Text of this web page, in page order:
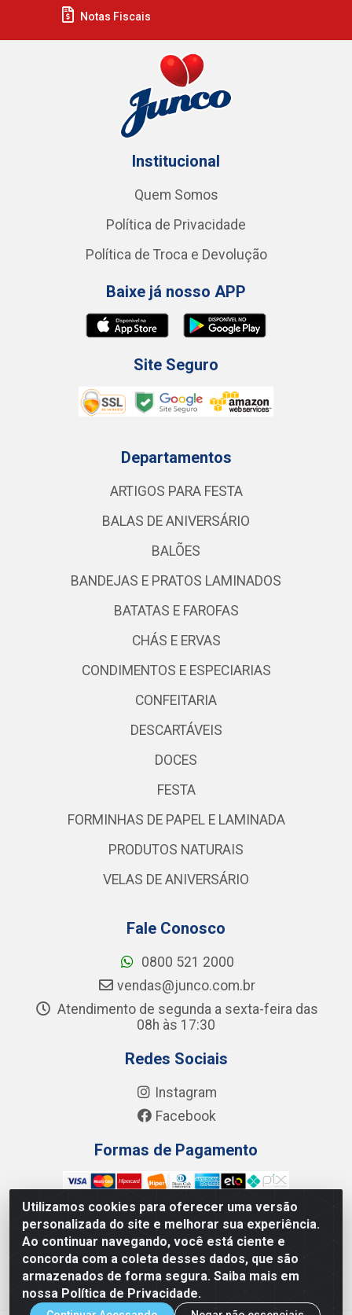
Utilizamos cookies para oferecer uma versão
personalizada do site e melhorar sua experiência.
Ao continuar navegando, você está ciente e
concorda com a coleta desses dados, que são
armazenados de forma segura. Saiba mais em
nossa Política de Privacidade.
Notas Fiscais
Institucional
Quem Somos
Política de Privacidade
Política de Troca e Devolução
Baixe já nosso APP
Site Seguro
Departamentos
ARTIGOS PARA FESTA
BALAS DE ANIVERSÁRIO
BALÕES
BANDEJAS E PRATOS LAMINADOS
BATATAS E FAROFAS
CHÁS E ERVAS
CONDIMENTOS E ESPECIARIAS
CONFEITARIA
DESCARTÁVEIS
DOCES
FESTA
FORMINHAS DE PAPEL E LAMINADA
PRODUTOS NATURAIS
VELAS DE ANIVERSÁRIO
Fale Conosco
0800 521 2000
vendas@junco.com.br
Atendimento de segunda a sexta-feira das
08h às 17:30
Redes Sociais
Instagram
Facebook
Formas de Pagamento
Junco Industria e Comercio Ltda - R. Lineu Anterino
Mariano, 505 - Distrito Industrial, Uberlândia - MG CEP
38.402-346 - CNPJ: 66.312.653/0001-14